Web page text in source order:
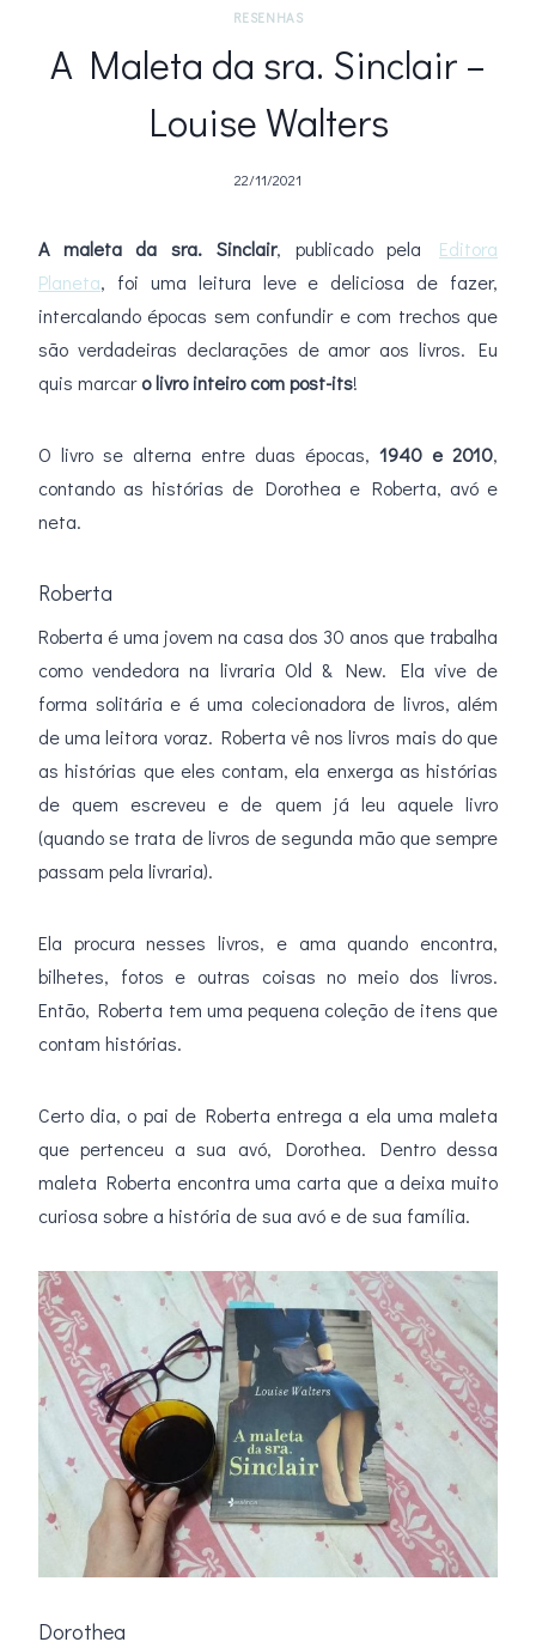
RESENHAS
A Maleta da sra. Sinclair –
Louise Walters
22/11/2021
A maleta da sra. Sinclair, publicado pela Editora
Planeta, foi uma leitura leve e deliciosa de fazer,
intercalando épocas sem confundir e com trechos que
são verdadeiras declarações de amor aos livros. Eu
quis marcaro livro inteiro com post-its!
O livro se alterna entre duas épocas, 1940 e 2010,
contando as histórias de Dorothea e Roberta, avó e
neta.
Roberta
Roberta é uma jovem na casa dos 30 anos que trabalha
como vendedora na livraria Old & New. Ela vive de
forma solitária e é uma colecionadora de livros, além
de uma leitora voraz. Roberta vê nos livros mais do que
as histórias que eles contam, ela enxerga as histórias
de quem escreveu e de quem já leu aquele livro
(quando se trata de livros de segunda mão que sempre
passam pela livraria).
Ela procura nesses livros, e ama quando encontra,
bilhetes, fotos e outras coisas no meio dos livros.
Então, Roberta tem uma pequena coleção de itens que
contam histórias.
Certo dia, o pai de Roberta entrega a ela uma maleta
que pertenceu a sua avó, Dorothea. Dentro dessa
maleta Roberta encontra uma carta que a deixa muito
curiosa sobre a história de sua avó e de sua família.
Dorothea